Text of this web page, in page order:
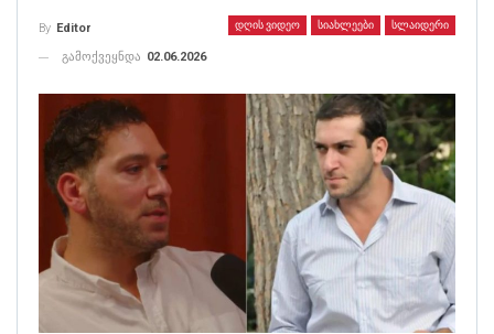
ᲓᲦᲘᲡ ᲕᲘᲓᲔᲝ ᲡᲘᲐᲮᲚᲔᲔᲑᲘ ᲡᲚᲐᲘᲓᲔᲠᲘ
By Editor
გამოქვეყნდა 02.06.2026